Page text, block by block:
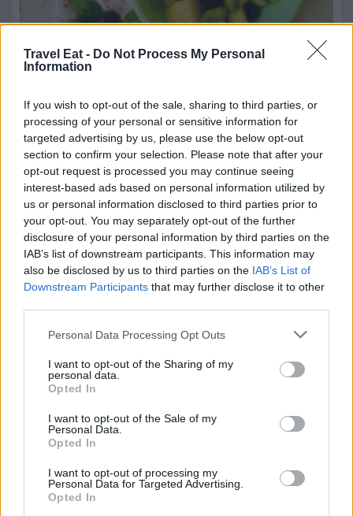
Travel Eat - Do Not Process My Personal
Information
If you wish to opt-out of the sale, sharing to third parties, or
processing of your personal or sensitive information for
targeted advertising by us, please use the below opt-out
section to confirm your selection. Please note that after your
opt-out request is processed you may continue seeing
interest-based ads based on personal information utilized by
us or personal information disclosed to third parties prior to
your opt-out. You may separately opt-out of the further
disclosure of your personal information by third parties on the
IAB’s list of downstream participants. This information may
also be disclosed by us to third parties on the IAB’s List of
Downstream Participants that may further disclose it to other
Personal Data Processing Opt Outs
I want to opt-out of the Sharing of my
personal data.
Opted In
I want to opt-out of the Sale of my
Personal Data.
Opted In
I want to opt-out of processing my
Personal Data for Targeted Advertising.
Opted In
15 Luglio 2026
Uno studio di AstraRicerche evidenzia che frutta e verdura di
IV e V gamma possono…
La Piadineria punta sulle eccellenze regionali: dal